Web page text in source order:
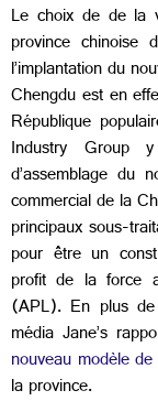
Le choix de de la
province
l’implantation du
Chengdu est en
République
Industry Group
d’assemblage du
commercial de la
principaux sous-
pour être un
profit de la force
(APL). En plus de
média Jane’s
nouveau modèle
la province.